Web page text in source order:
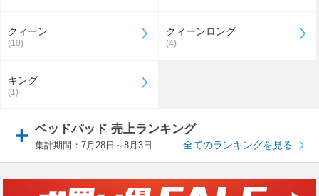
クィーン
(10)
クィーンロング
(4)
キング
(1)
ベッドパッド 売上ランキング
集計期間：7月28日～8月3日 全てのランキングを見る